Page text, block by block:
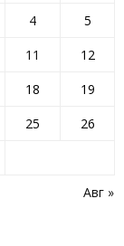
Авг »
4
5
11
12
18
19
25
26